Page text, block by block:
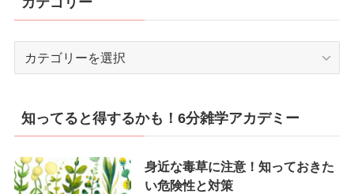
リ
ー
知ってると得するかも！6分雑学アカデミー
身近な毒草に注意！知っておきた
い危険性と対策